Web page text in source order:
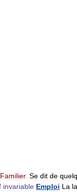
Familier. Se dit de
invariable Emploi La